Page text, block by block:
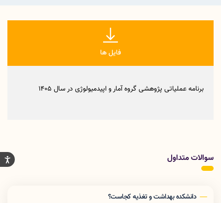
فایل ها
برنامه عملیاتی پژوهشی گروه آمار و اپیدمیولوژی در سال 1405
سوالات متداول
دانشکده بهداشت و تغذیه کجاست؟